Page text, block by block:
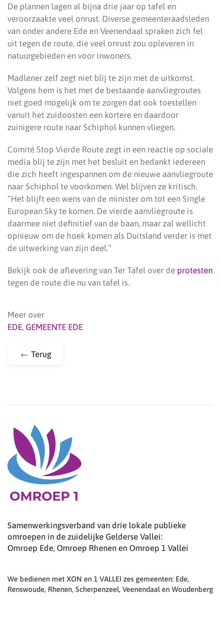
De plannen lagen al bijna drie jaar op tafel en
veroorzaakte veel onrust. Diverse gemeenteraadsleden
van onder andere Ede en Veenendaal spraken zich fel
uit tegen de route, die veel onrust zou opleveren in
natuurgebieden en voor inwoners.
Madlener zelf zegt niet blij te zijn met de uitkomst.
Volgens hem is het met de bestaande aanvliegroutes
niet goed mogelijk om te zorgen dat ook toestellen
vanuit het zuidoosten een kortere en daardoor
zuinigere route naar Schiphol kunnen vliegen.
Comité Stop Vierde Route zegt in een reactie op sociale
media blij te zijn met het besluit en bedankt iedereen
die zich heeft ingespannen om de nieuwe aanvliegroute
naar Schiphol te voorkomen. Wel blijven ze kritisch.
“Het blijft een wens van de minister om tot een Single
European Sky te komen. De vierde aanvliegroute is
daarmee niet definitief van de baan, maar zal wellicht
opnieuw om de hoek komen als Duitsland verder is met
de uitwerking van zijn deel.”
Bekijk ook de aflevering van Ter Tafel over de protesten
tegen de route die nu van tafel is.
Meer over
EDE, GEMEENTE EDE
Terug
Samenwerkingsverband van drie lokale publieke
omroepen in de zuidelijke Gelderse Vallei:
Omroep Ede, Omroep Rhenen en Omroep 1 Vallei
We bedienen met XON en 1 VALLEI zes gemeenten: Ede,
Renswoude, Rhenen, Scherpenzeel, Veenendaal en Woudenberg